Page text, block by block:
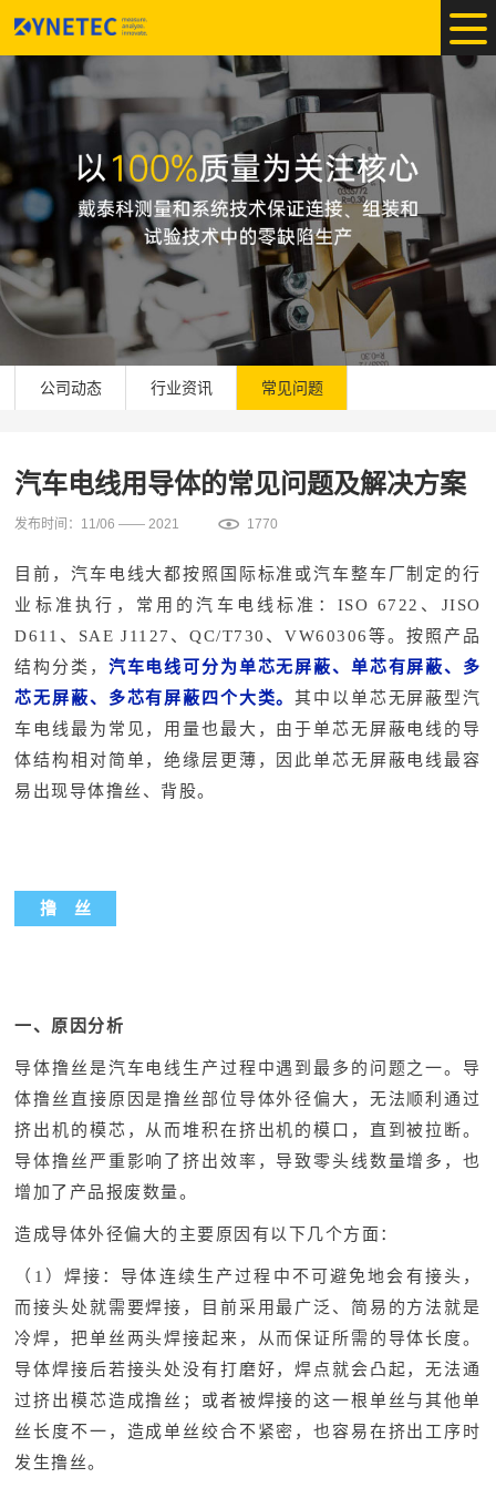
公司动态 行业资讯 常见问题
汽车电线用导体的常见问题及解决方案
发布时间：11/06 —— 2021 1770
目前，汽车电线大都按照国际标准或汽车整车厂制定的行
业标准执行，常用的汽车电线标准：ISO 6722、 JISO
D611 、 SAE J1127 、QC/T730 、VW60306等。按照产品
结构分类， 汽车电线可分为单芯无屏蔽、单芯有屏蔽、多
芯无屏蔽、多芯有屏蔽四个大类。其中以单芯无屏蔽型汽
车电线最为常见，用量也最大，由于单芯无屏蔽电线的导
体结构相对简单，绝缘层更薄，因此单芯无屏蔽电线最容
易出现导体撸丝、背股。
撸 丝
一、原因分析
导体撸丝是汽车电线生产过程中遇到最多的问题之一。导
体撸丝直接原因是撸丝部位导体外径偏大，无法顺利通过
挤出机的模芯，从而堆积在挤出机的模口，直到被拉断。
导体撸丝严重影响了挤出效率，导致零头线数量增多，也
增加了产品报废数量。
造成导体外径偏大的主要原因有以下几个方面：
（1）焊接：导体连续生产过程中不可避免地会有接头，
而接头处就需要焊接，目前采用最广泛、简易的方法就是
冷焊，把单丝两头焊接起来，从而保证所需的导体长度。
导体焊接后若接头处没有打磨好，焊点就会凸起，无法通
过挤出模芯造成撸丝；或者被焊接的这一根单丝与其他单
丝长度不一，造成单丝绞合不紧密，也容易在挤出工序时
发生撸丝。